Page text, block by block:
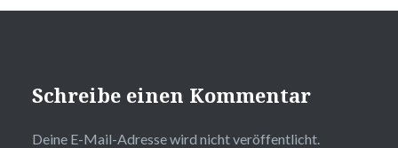
Schreibe einen Kommentar
Deine E-Mail-Adresse wird nicht veröffentlicht.